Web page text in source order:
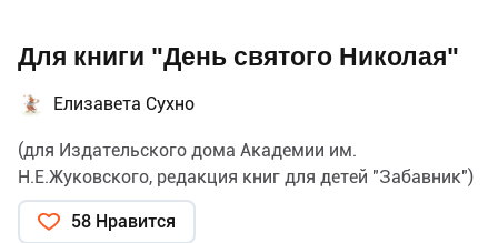
Для книги "День святого Николая"
Елизавета Сухно
(для Издательского дома Академии им.
Н.Е.Жуковского, редакция книг для детей "Забавник")
58 Нравится